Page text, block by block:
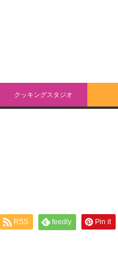
クッキングスタジオ
RSS feedly Pin it